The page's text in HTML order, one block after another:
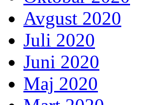
Avgust 2020
Juli 2020
Juni 2020
Maj 2020